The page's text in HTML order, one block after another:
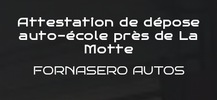
Attestation de dépose
auto-école près de La
Motte
FORNASERO AUTOS